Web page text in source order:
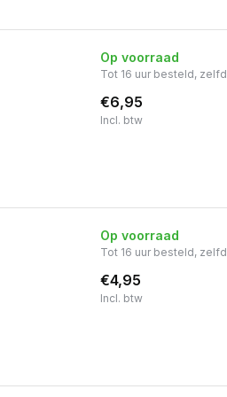
Op voorraad
Tot 16 uur besteld,
€6,95
Incl. btw
Op voorraad
Tot 16 uur besteld,
€4,95
Incl. btw